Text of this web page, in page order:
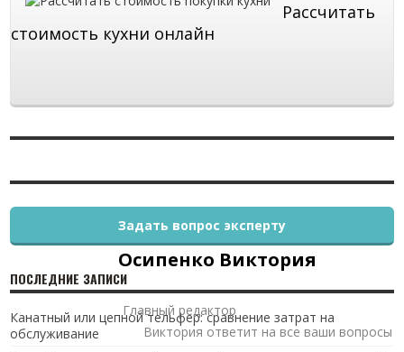
Рассчитать
стоимость кухни онлайн
Осипенко Виктория
Главный редактор
Виктория ответит на все ваши вопросы
Задать вопрос эксперту
ПОСЛЕДНИЕ ЗАПИСИ
Канатный или цепной тельфер: сравнение затрат на
обслуживание